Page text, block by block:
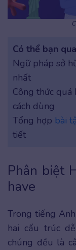
Có thể bạn
Ngữ pháp sở
nhất
Công thức quá
cách dùng
Tổng hợp bài
tiết
Phân biệt
have
Trong tiếng
hai cấu trúc
chúng đều là